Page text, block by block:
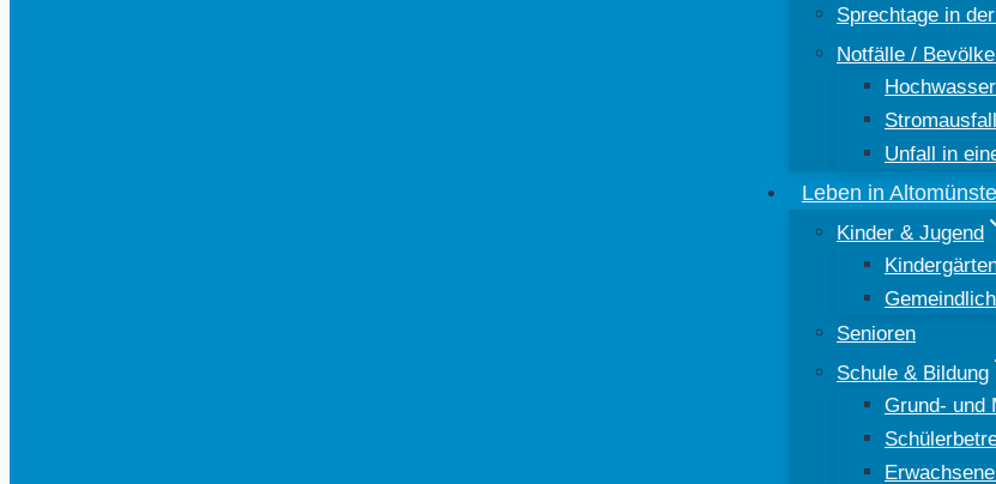
Sprechtage in
Notfälle /
Unfall in
Leben in
Kinder & Jugend
Senioren
Schule & Bildung
Grund- und